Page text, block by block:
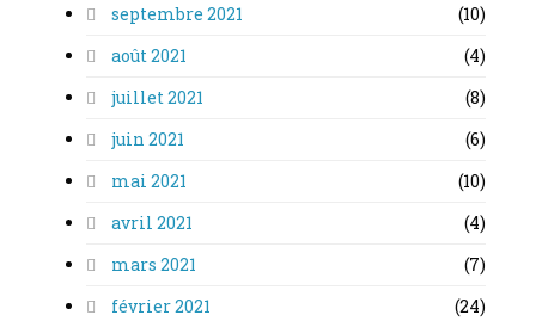
septembre 2021
(10)
août 2021
(4)
juillet 2021
(8)
juin 2021
(6)
mai 2021
(10)
avril 2021
(4)
mars 2021
(7)
février 2021
(24)